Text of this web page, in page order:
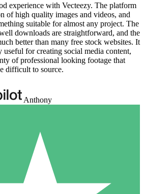
experience with Vecteezy. The platform
of high quality images and videos, and
suitable for almost any project. The
downloads are straightforward, and the
better than many free stock websites. It
useful for creating social media content,
of professional looking footage that
difficult to source.
Anthony